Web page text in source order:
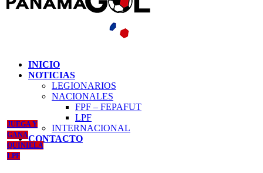
INICIO
NOTICIAS
LEGIONARIOS
NACIONALES
FPF – FEPAFUT
LPF
INTERNACIONAL
CONTACTO
JUEGA Y
GANA
QUINIELA
LPF